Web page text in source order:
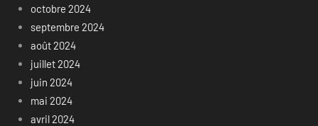
octobre 2024
septembre 2024
août 2024
juillet 2024
juin 2024
mai 2024
avril 2024